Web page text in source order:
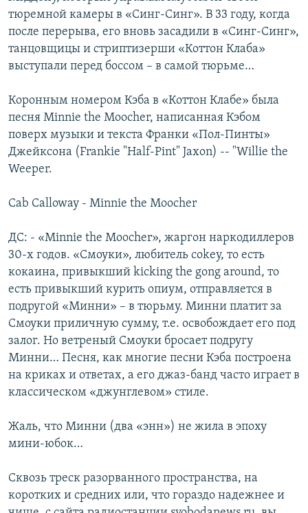
тюремной камеры в «Синг-Синг». В 33 году, когда
после перерыва, его вновь засадили в «Синг-Синг»,
танцовщицы и стриптизерши «Коттон Клаба»
выступали перед боссом – в самой тюрьме…
Коронным номером Кэба в «Коттон Клабе» была
песня Minnie the Moocher, написанная Кэбом
поверх музыки и текста Франки «Пол-Пинты»
Джейксона (Frankie "Half-Pint" Jaxon) -- "Willie the
Weeper.
Cab Calloway - Minnie the Moocher
ДС: - «Minnie the Moocher», жаргон наркодиллеров
30-х годов. «Смоуки», любитель cokey, то есть
кокаина, привыкший kicking the gong around, то
есть привыкший курить опиум, отправляется в
подругой «Минни» – в тюрьму. Минни платит за
Смоуки приличную сумму, т.е. освобождает его под
залог. Но ветреный Смоуки бросает подругу
Минни… Песня, как многие песни Кэба построена
на криках и ответах, а его джаз-банд часто играет в
классическом «джунглевом» стиле.
Жаль, что Минни (два «энн») не жила в эпоху
мини-юбок…
Сквозь треск разорванного пространства, на
коротких и средних или, что гораздо надежнее и